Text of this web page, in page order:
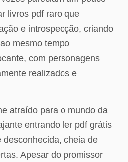
livros pdf raro que
e introspecção, criando
mesmo tempo
com personagens
realizados e
atraído para o mundo da
entrando ler pdf grátis
desconhecida, cheia de
Apesar do promissor